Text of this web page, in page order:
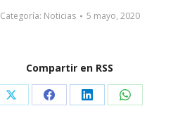
Categoría: Noticias 5 mayo, 2020
Compartir en RSS
Share Share Share Share